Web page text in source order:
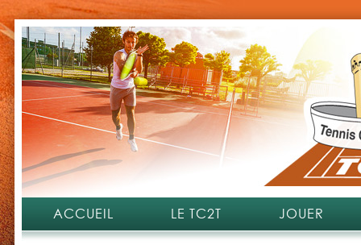
ACCUEIL LE TC2T JOUER